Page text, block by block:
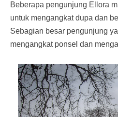
Beberapa pengunjung Ellora
untuk mengangkat dupa dan
Sebagian besar pengunjung
mengangkat ponsel dan